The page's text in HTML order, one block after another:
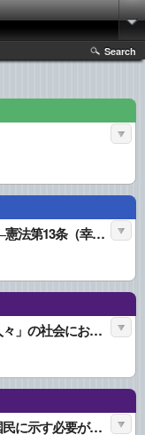
Search
「生きがい」が持てる福祉政策への転換 ―憲法第13条（幸福追求権）の具現化―
「家庭の在り方」の見直しと、「普通の人々」の社会における使命感について
政府は、国家の行く末を示す国家像を、国民に示す必要がある